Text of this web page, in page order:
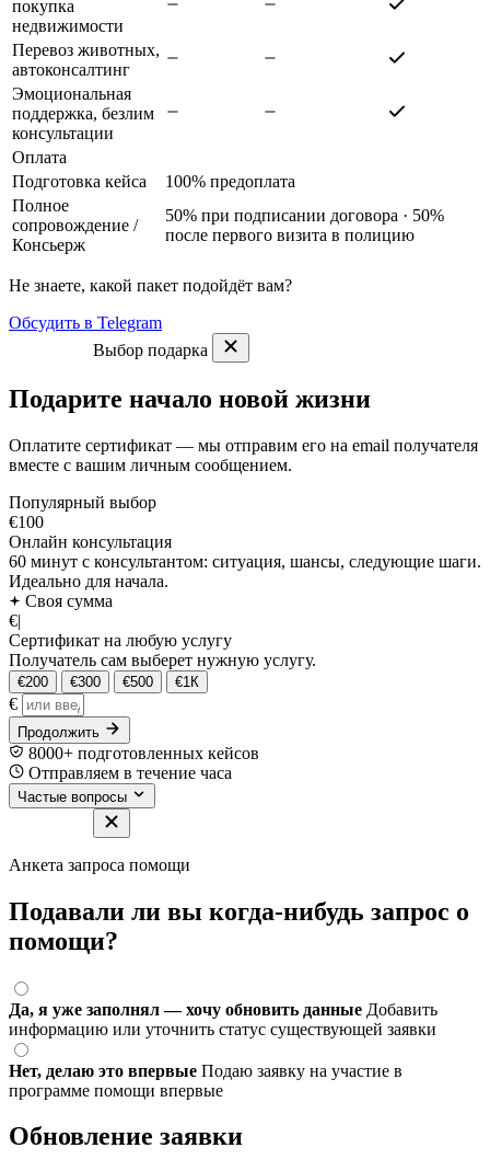
покупка
недвижимости
Перевоз животных,
автоконсалтинг
Эмоциональная
поддержка, безлим
консультации
Оплата
Подготовка кейса
100% предоплата
Полное
сопровождение /
Консьерж
50% при подписании договора · 50%
после первого визита в полицию
Не знаете, какой пакет подойдёт вам?
Обсудить в Telegram
Выбор подарка
Подарите начало новой жизни
Оплатите сертификат — мы отправим его на email получателя
вместе с вашим личным сообщением.
Популярный выбор
€100
Онлайн консультация
60 минут с консультантом: ситуация, шансы, следующие шаги.
Идеально для начала.
Своя сумма
€|
Сертификат на любую услугу
Получатель сам выберет нужную услугу.
€200 €300 €500 €1К
€
Продолжить
8000+ подготовленных кейсов
Отправляем в течение часа
Частые вопросы
Анкета запроса помощи
Подавали ли вы когда-нибудь запрос о
помощи?
Да, я уже заполнял — хочу обновить данные Добавить
информацию или уточнить статус существующей заявки
Нет, делаю это впервые Подаю заявку на участие в
программе помощи впервые
Обновление заявки